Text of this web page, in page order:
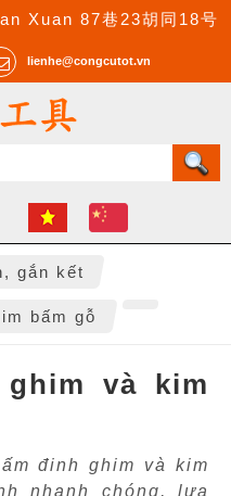
Xuan 87巷23胡同18号
lienhe@congcutot.vn
gắn kết
bấm gỗ
và kim
đinh ghim và kim
nhanh chóng, lựa